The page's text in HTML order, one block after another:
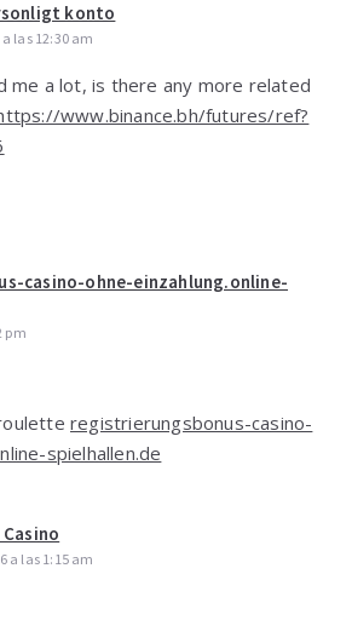
konto
las 12:30 am
me a lot, is there any more related
www.binance.bh/futures/ref?
casino-ohne-einzahlung.online-
pm
registrierungsbonus-casino-
spielhallen.de
Casino
a las 1:15 am